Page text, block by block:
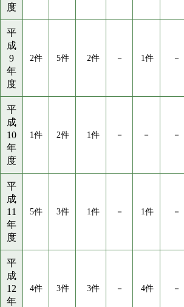
度
平
成
9
年
度
2件 5件 2件 － 1件 －
平
成
10
年
度
1件 2件 1件 － － －
平
成
11
年
度
5件 3件 1件 － 1件 －
平
成
12
年
4件 3件 3件 － 4件 －